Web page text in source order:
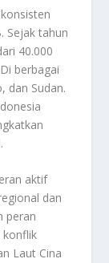
Sejak tahun
40.000
berbagai
dan Sudan.
aktif
dan
peran
konflik
Laut Cina